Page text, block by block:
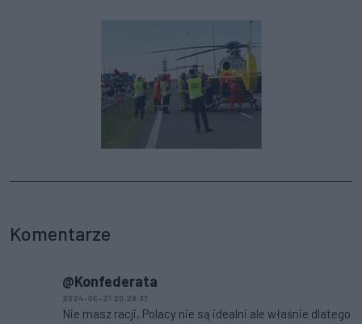
Komentarze
@Konfederata
2024-05-21 20:28:37
Nie masz racji, Polacy nie są idealni ale właśnie dlatego